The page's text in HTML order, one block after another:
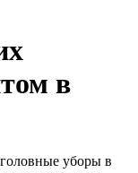
в
уборы в